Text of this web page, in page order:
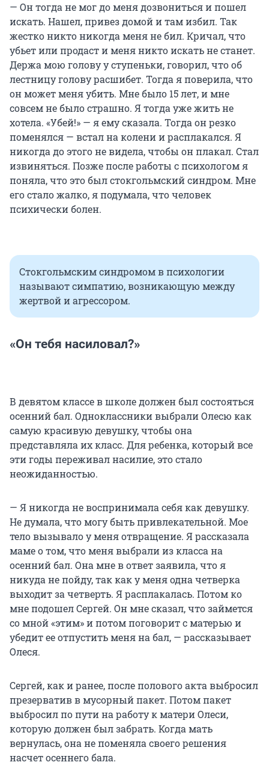
— Он тогда не мог до меня дозвониться и пошел
искать. Нашел, привез домой и там избил. Так
жестко никто никогда меня не бил. Кричал, что
убьет или продаст и меня никто искать не станет.
Держа мою голову у ступеньки, говорил, что об
лестницу голову расшибет. Тогда я поверила, что
он может меня убить. Мне было 15 лет, и мне
совсем не было страшно. Я тогда уже жить не
хотела. «Убей!» — я ему сказала. Тогда он резко
поменялся — встал на колени и расплакался. Я
никогда до этого не видела, чтобы он плакал. Стал
извиняться. Позже после работы с психологом я
поняла, что это был стокгольмский синдром. Мне
его стало жалко, я подумала, что человек
психически болен.
Стокгольмским синдромом в психологии
называют симпатию, возникающую между
жертвой и агрессором.
«Он тебя насиловал?»
В девятом классе в школе должен был состояться
осенний бал. Одноклассники выбрали Олесю как
самую красивую девушку, чтобы она
представляла их класс. Для ребенка, который все
эти годы переживал насилие, это стало
неожиданностью.
— Я никогда не воспринимала себя как девушку.
Не думала, что могу быть привлекательной. Мое
тело вызывало у меня отвращение. Я рассказала
маме о том, что меня выбрали из класса на
осенний бал. Она мне в ответ заявила, что я
никуда не пойду, так как у меня одна четверка
выходит за четверть. Я расплакалась. Потом ко
мне подошел Сергей. Он мне сказал, что займется
со мной «этим» и потом поговорит с матерью и
убедит ее отпустить меня на бал, — рассказывает
Олеся.
Сергей, как и ранее, после полового акта выбросил
презерватив в мусорный пакет. Потом пакет
выбросил по пути на работу к матери Олеси,
которую должен был забрать. Когда мать
вернулась, она не поменяла своего решения
насчет осеннего бала.